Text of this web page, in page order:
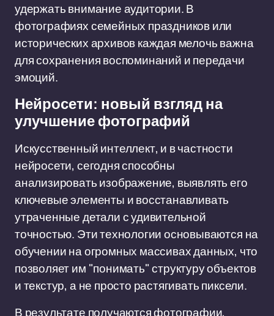
удержать внимание аудитории. В
фотографиях семейных праздников или
исторических архивов каждая мелочь важна
для сохранения воспоминаний и передачи
эмоций.
Нейросети: новый взгляд на
улучшение фотографий
Искусственный интеллект, и в частности
нейросети, сегодня способны
анализировать изображение, выявлять его
ключевые элементы и восстанавливать
утраченные детали с удивительной
точностью. Эти технологии основываются на
обучении на огромных массивах данных, что
позволяет им "понимать" структуру объектов
и текстур, а не просто растягивать пиксели.
В результате получаются фотографии,